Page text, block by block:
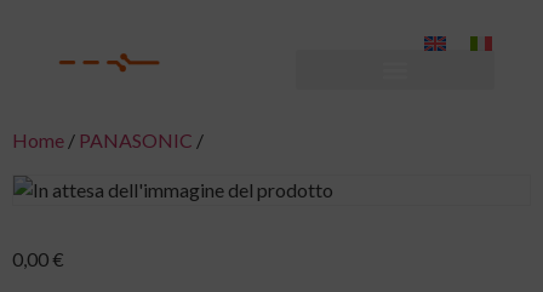
Home / PANASONIC /
0,00 €